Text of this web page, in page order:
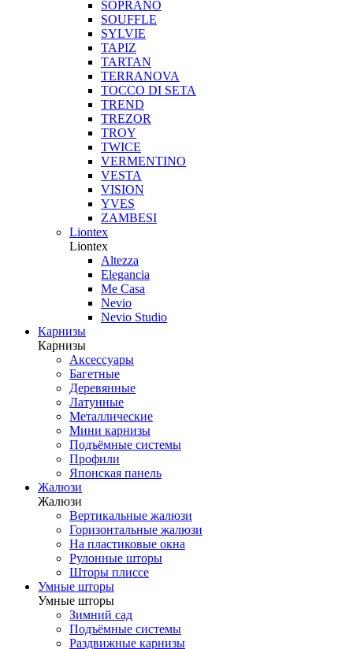
SOPRANO
SOUFFLE
SYLVIE
TAPIZ
TARTAN
TERRANOVA
TOCCO DI SETA
TREND
TREZOR
TROY
TWICE
VERMENTINO
VESTA
VISION
YVES
ZAMBESI
Liontex
Liontex
Altezza
Elegancia
Me Casa
Nevio
Nevio Studio
Карнизы
Карнизы
Аксессуары
Багетные
Деревянные
Латунные
Металлические
Мини карнизы
Подъёмные системы
Профили
Японская панель
Жалюзи
Жалюзи
Вертикальные жалюзи
Горизонтальные жалюзи
На пластиковые окна
Рулонные шторы
Шторы плиссе
Умные шторы
Умные шторы
Зимний сад
Подъёмные системы
Раздвижные карнизы